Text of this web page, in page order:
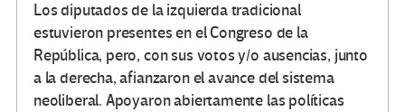
Los diputados de la izquierda tradicional
estuvieron presentes en el Congreso de la
República, pero, con sus votos y/o ausencias, junto
a la derecha, afianzaron el avance del sistema
neoliberal. Apoyaron abiertamente las políticas